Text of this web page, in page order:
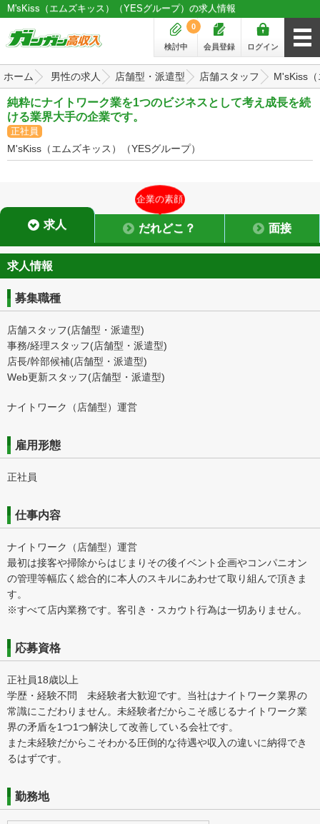
M'sKiss（エムズキッス）（YESグループ）の求人情報
ログイン
会員登録
検討中
0
ホーム 男性の求人 店舗型・派遣型 店舗スタッフ M'sKiss
純粋にナイトワーク業を1つのビジネスとして考え成長を続
ける業界大手の企業です。
正社員
M'sKiss（エムズキッス）（YESグループ）
求人
企業の素顔
だれどこ？ 面接
求人情報
募集職種
店舗スタッフ(店舗型・派遣型)
事務/経理スタッフ(店舗型・派遣型)
店長/幹部候補(店舗型・派遣型)
Web更新スタッフ(店舗型・派遣型)
ナイトワーク（店舗型）運営
雇用形態
正社員
仕事内容
ナイトワーク（店舗型）運営
最初は接客や掃除からはじまりその後イベント企画やコンパニオン
の管理等幅広く総合的に本人のスキルにあわせて取り組んで頂きま
す。
※すべて店内業務です。客引き・スカウト行為は一切ありません。
応募資格
正社員18歳以上
学歴・経験不問 未経験者大歓迎です。当社はナイトワーク業界の
常識にこだわりません。未経験者だからこそ感じるナイトワーク業
界の矛盾を1つ1つ解決して改善している会社です。
また未経験だからこそわかる圧倒的な待遇や収入の違いに納得でき
るはずです。
勤務地